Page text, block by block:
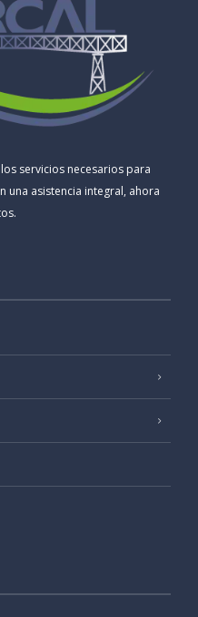
servicios necesarios para
una asistencia integral, ahora